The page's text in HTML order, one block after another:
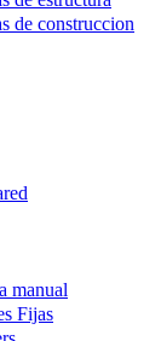
de construccion
manual
Fijas